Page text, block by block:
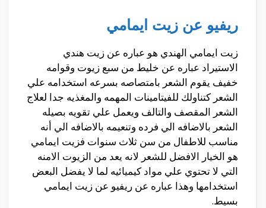
ريفيو عن زيت ايمامي
زيت ايمامي الهندي هو عباره عن زيت هندي
الاستيراد عباره عن خليط من سبع زيوت وقوامه
خفيف يقوم الشعر بامتصاصه بسرعه استخدامه علي
الشعر كتناولك للفيتامينات المهمه والمغذيه جدا لعلاج
الشعر المقصف والتالف ويعمل علي تقويه بصيله
الشعر بالاضافه الي فرده وتنعيمه بالاضافه الي أنه
مناسب للاطفال من سن ثلاث سنوات فزيت ايمامي
هو الخيار الافضل للشعر لانه يعد من الزيوت الامنه
التي لا تحتوي علي مواد كيميائيه لما لا يفضل البعض
استخدامها وهذا عباره عن ريفيو عن زيت ايمامي
بسيط.